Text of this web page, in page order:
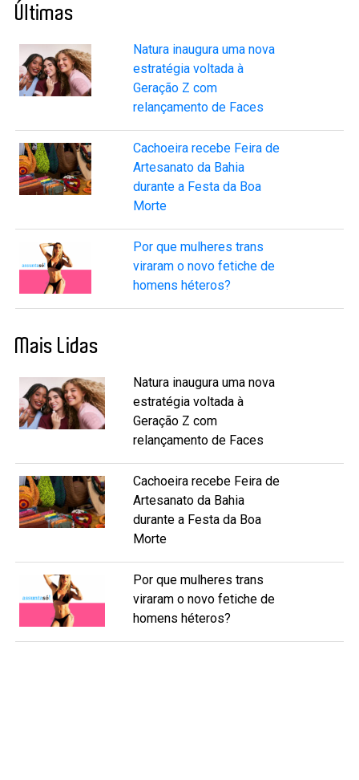
Últimas
Natura inaugura uma nova
estratégia voltada à
Geração Z com
relançamento de Faces
Cachoeira recebe Feira de
Artesanato da Bahia
durante a Festa da Boa
Morte
Por que mulheres trans
viraram o novo fetiche de
homens héteros?
Mais Lidas
Natura inaugura uma nova
estratégia voltada à
Geração Z com
relançamento de Faces
Cachoeira recebe Feira de
Artesanato da Bahia
durante a Festa da Boa
Morte
Por que mulheres trans
viraram o novo fetiche de
homens héteros?